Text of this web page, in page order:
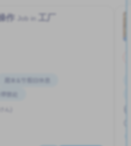
作 工厂
周末&节假日休息
放处
)